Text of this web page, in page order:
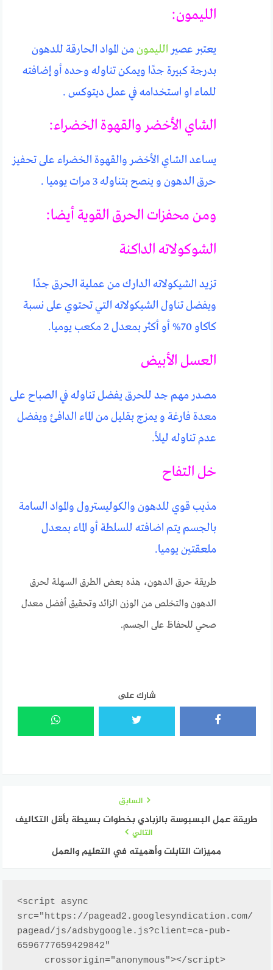
الليمون:
يعتبر عصير الليمونمن المواد الحارقة للدهون
بدرجة كبيرة جدًا ويمكن تناوله وحده أو إضافته
للماء او استخدامه في عمل ديتوكس .
الشاي الأخضر والقهوة الخضراء:
يساعد الشاي الأخضر والقهوة الخضراء على تحفيز
حرق الدهون و ينصح بتناوله 3 مرات يوميا .
ومن محفزات الحرق القوية أيضا:
الشوكولاته الداكنة
تزيد الشيكولاته الدارك من عملية الحرق جدًا
ويفضل تناول الشيكولاته التي تحتوي على نسبة
كاكاو 70% أو أكثر بمعدل 2 مكعب يوميا.
العسل الأبيض
مصدر مهم جد للحرق يفضل تناوله في الصباح على
معدة فارغة و يمزج بقليل من الماء الدافئ ويفضل
عدم تناوله ليلأ.
خل التفاح
مذيب قوي للدهون والكوليسترول والمواد السامة
بالجسم يتم اضافته للسلطة أو الماء بمعدل
ملعقتين يوميا.
طريقة حرق الدهون، هذه بعض الطرق السهلة لحرق
الدهون والتخلص من الوزن الزائد وتحقيق أفضل معدل
صحي للحفاظ على الجسم.
شارك على
السابق
طريقة عمل البسبوسة بالزبادي بخطوات بسيطة بأقل التكاليف
التالي
مميزات التابلت وأهميته في التعليم والعمل
<script async
src="https://pagead2.googlesyndication.com/
pagead/js/adsbygoogle.js?client=ca-pub-
6596777659429842"